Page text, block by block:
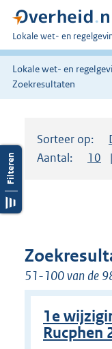
U
bent
hier:
Lokale wet- en
Lokale wet- en
Zoekresultaten
Sorteer op:
Aantal:
Toon
10
51-100 van de
1e
Rucphen